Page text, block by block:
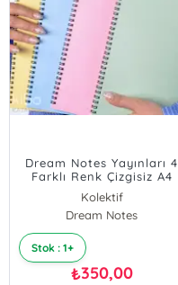
Dream Notes Yayınları 4
Farklı Renk Çizgisiz A4
Defter Seti
Kolektif
Dream Notes
Stok : 1+
₺350,00